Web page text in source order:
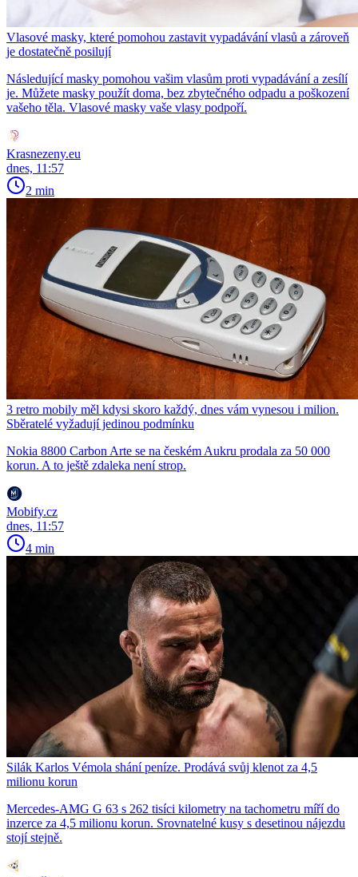
Vlasové masky, které pomohou zastavit vypadávání vlasů a zároveň
je dostatečně posilují
Následující masky pomohou vašim vlasům proti vypadávání a zesílí
je. Můžete masky použít doma, bez zbytečného odpadu a poškození
vašeho těla. Vlasové masky vaše vlasy podpoří.
Krasnezeny.eu
dnes, 11:57
2 min
3 retro mobily měl kdysi skoro každý, dnes vám vynesou i milion.
Sběratelé vyžadují jedinou podmínku
Nokia 8800 Carbon Arte se na českém Aukru prodala za 50 000
korun. A to ještě zdaleka není strop.
Mobify.cz
dnes, 11:57
4 min
Silák Karlos Vémola shání peníze. Prodává svůj klenot za 4,5
milionu korun
Mercedes-AMG G 63 s 262 tisíci kilometry na tachometru míří do
inzerce za 4,5 milionu korun. Srovnatelné kusy s desetinou nájezdu
stojí stejně.